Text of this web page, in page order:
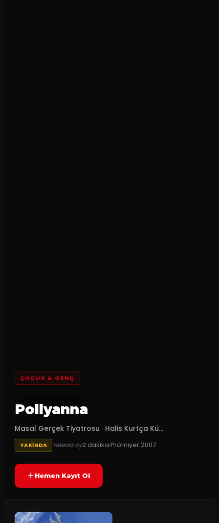
ÇOCUK & GENÇ
Pollyanna
Masal Gerçek Tiyatrosu · Halis Kurtça Kü...
YAKINDA Yetersiz oy2 dakikaPrömiyer 2007
Hemen Kayıt Ol